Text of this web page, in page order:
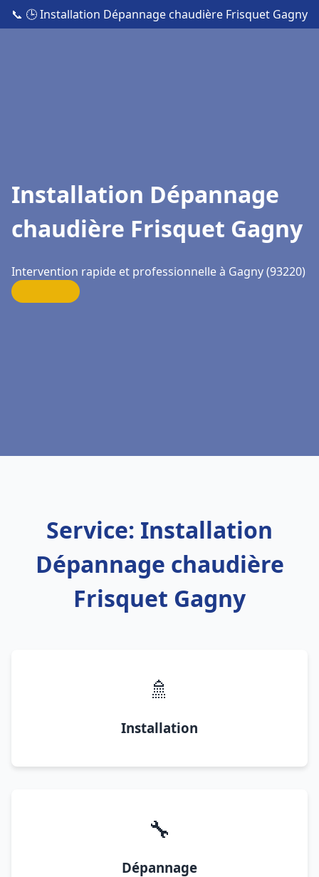
📞 🕒 Installation Dépannage chaudière Frisquet Gagny
Installation Dépannage
chaudière Frisquet Gagny
Intervention rapide et professionnelle à Gagny (93220)
Service: Installation
Dépannage chaudière
Frisquet Gagny
🚿
Installation
🔧
Dépannage